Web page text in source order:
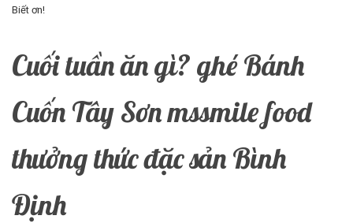
Biết ơn!
Cuối tuần ăn gì? ghé Bánh
Cuốn Tây Sơn mssmile food
thưởng thức đặc sản Bình
Định